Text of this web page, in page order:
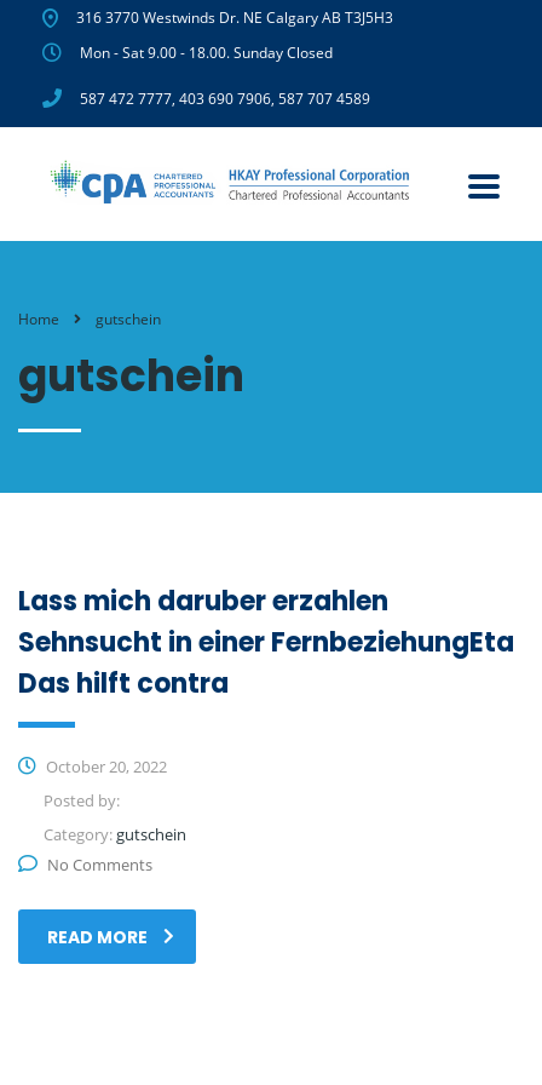
316 3770 Westwinds Dr. NE Calgary AB T3J5H3
Mon - Sat 9.00 - 18.00. Sunday Closed
587 472 7777, 403 690 7906, 587 707 4589
Home gutschein
gutschein
Lass mich daruber erzahlen
Sehnsucht in einer FernbeziehungEta
Das hilft contra
October 20, 2022
Posted by:
Category:gutschein
No Comments
READ MORE